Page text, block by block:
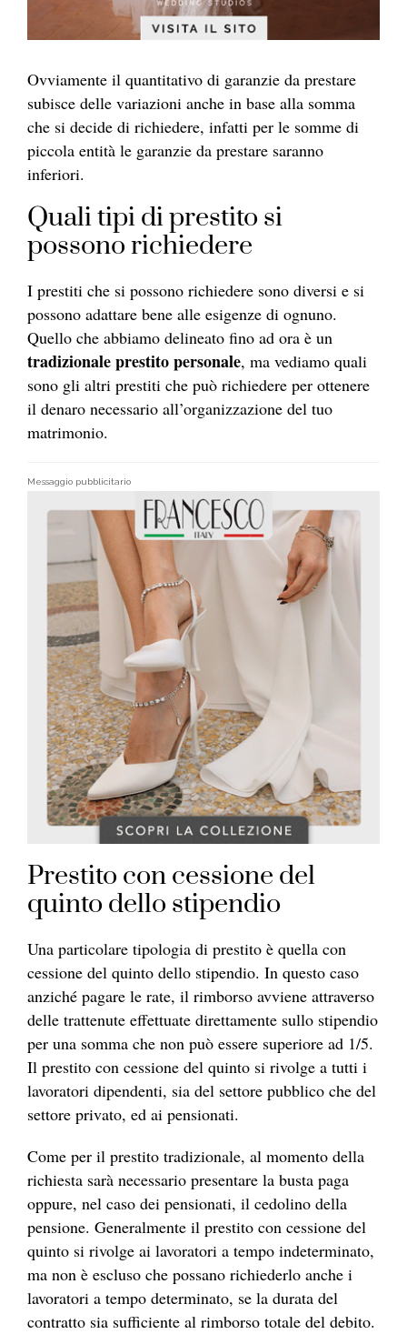
Ovviamente il quantitativo di garanzie da prestare
subisce delle variazioni anche in base alla somma
che si decide di richiedere, infatti per le somme di
piccola entità le garanzie da prestare saranno
inferiori.
Quali tipi di prestito si
possono richiedere
I prestiti che si possono richiedere sono diversi e si
possono adattare bene alle esigenze di ognuno.
Quello che abbiamo delineato fino ad ora è un
tradizionale prestito personale, ma vediamo quali
sono gli altri prestiti che può richiedere per ottenere
il denaro necessario all’organizzazione del tuo
matrimonio.
Messaggio pubblicitario
Prestito con cessione del
quinto dello stipendio
Una particolare tipologia di prestito è quella con
cessione del quinto dello stipendio. In questo caso
anziché pagare le rate, il rimborso avviene attraverso
delle trattenute effettuate direttamente sullo stipendio
per una somma che non può essere superiore ad 1/5.
Il prestito con cessione del quinto si rivolge a tutti i
lavoratori dipendenti, sia del settore pubblico che del
settore privato, ed ai pensionati.
Come per il prestito tradizionale, al momento della
richiesta sarà necessario presentare la busta paga
oppure, nel caso dei pensionati, il cedolino della
pensione. Generalmente il prestito con cessione del
quinto si rivolge ai lavoratori a tempo indeterminato,
ma non è escluso che possano richiederlo anche i
lavoratori a tempo determinato, se la durata del
contratto sia sufficiente al rimborso totale del debito.